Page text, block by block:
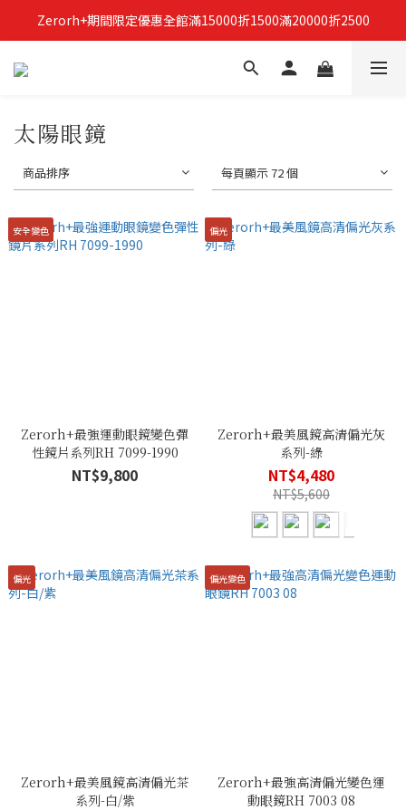
立即加入Zerorh+官網會員，獲得購物禮金
Zerorh+期間限定優惠全館滿15000折1500滿20000折2500
立即加入Zerorh+官網會員，獲得購物禮金
太陽眼鏡
商品排序 每頁顯示 72 個
安全變色
Zerorh+最強運動眼鏡變色彈
性鏡片系列RH 7099-1990
NT$9,800
偏光
Zerorh+最美風鏡高清偏光灰
系列-綠
NT$4,480
NT$5,600
偏光
Zerorh+最美風鏡高清偏光茶
系列-白/紫
偏光變色
Zerorh+最強高清偏光變色運
動眼鏡RH 7003 08